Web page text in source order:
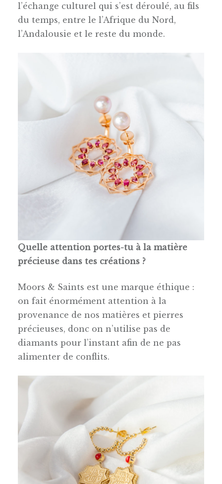
l’échange culturel qui s’est déroulé, au fils
du temps, entre le l’Afrique du Nord,
l’Andalousie et le reste du monde.
Quelle attention portes-tu à la matière
précieuse dans tes créations ?
Moors & Saints est une marque éthique :
on fait énormément attention à la
provenance de nos matières et pierres
précieuses, donc on n’utilise pas de
diamants pour l’instant afin de ne pas
alimenter de conflits.